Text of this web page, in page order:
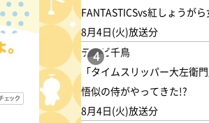
FANTASTICSvs紅しょうが
8月4日(火)放送分
4
テレビ千鳥
「タイムスリッパー大左衛
悟似の侍がやってきた!?
8月4日(火)放送分
DAIGOも台所 ～
立 何にする?～
の日!ごちそうに変
午後 1:45